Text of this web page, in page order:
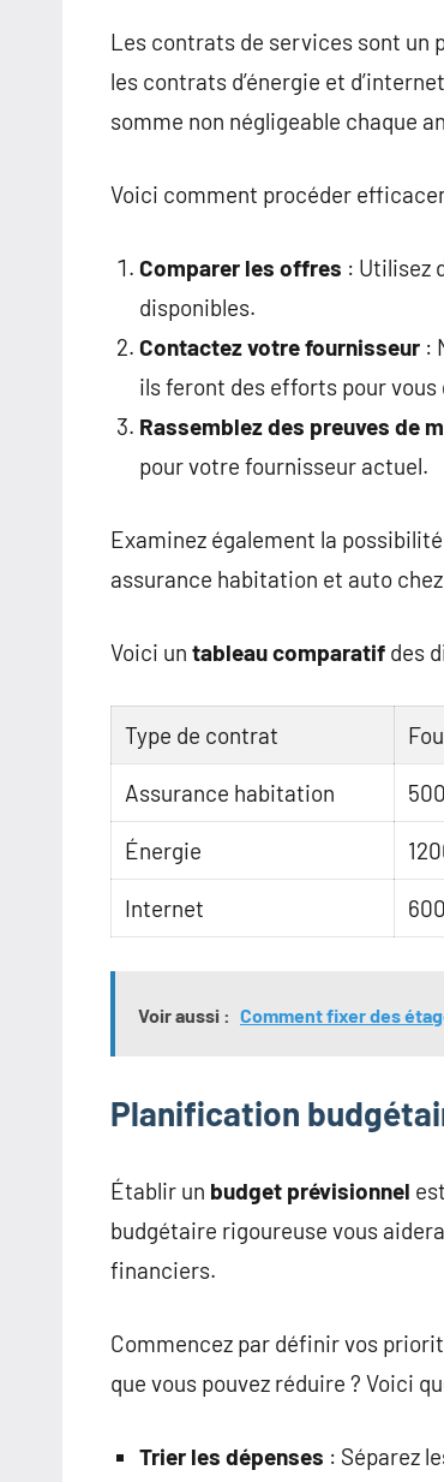
Les contrats de services sont un
les contrats d’énergie et
somme non négligeable chaque
Voici comment procéder
Comparer les offres : Utilisez
disponibles.
Contactez votre fournisseur :
ils feront des efforts pour vous
Rassemblez des preuves de
pour votre fournisseur actuel.
Examinez également la
assurance habitation et auto
Voici un tableau comparatif des
Type de contrat
Assurance habitation
Énergie
Internet
Voir aussi : Comment fixer des
Planification
Établir un budget prévisionnel
budgétaire rigoureuse vous
financiers.
Commencez par définir vos
que vous pouvez réduire ? Voici
Trier les dépenses : Séparez